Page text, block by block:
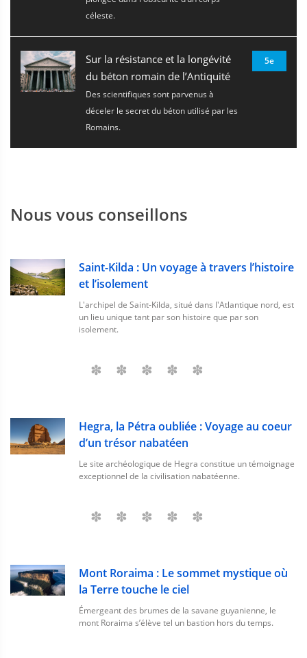
céleste.
Sur la résistance et la longévité
du béton romain de l’Antiquité
Des scientifiques sont parvenus à
déceler le secret du béton utilisé par les
Romains.
5e
Nous vous conseillons
Saint-Kilda : Un voyage à travers l’histoire
et l’isolement
L'archipel de Saint-Kilda, situé dans l'Atlantique nord, est
un lieu unique tant par son histoire que par son
isolement.
Hegra, la Pétra oubliée : Voyage au coeur
d’un trésor nabatéen
Le site archéologique de Hegra constitue un témoignage
exceptionnel de la civilisation nabatéenne.
Mont Roraima : Le sommet mystique où
la Terre touche le ciel
Émergeant des brumes de la savane guyanienne, le
mont Roraima s’élève tel un bastion hors du temps.